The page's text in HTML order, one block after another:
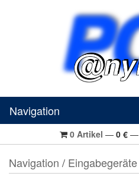
Navigation
0 Artikel — 0 € —
Navigation / Eingabegeräte